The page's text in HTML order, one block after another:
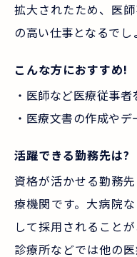
拡大されたため、医
の高い仕事となるでし
こんな方におすすめ!
・医師など医療従事
・医療文書の作成や
活躍できる勤務先は?
資格が活かせる勤務
療機関です。大病院
して採用されること
診療所などでは他の